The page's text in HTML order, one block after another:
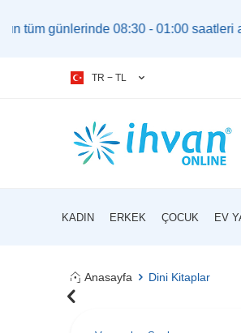
08:30 - 01:00 saatleri arasında
TR − TL
KADIN ERKEK ÇOCUK EV
Anasayfa Dini Kitaplar